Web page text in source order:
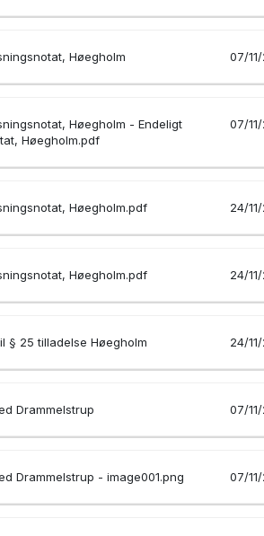
Høegholm 07/
Høegholm - Endeligt
Høegholm.pdf
07/
Høegholm.pdf 24/
Høegholm.pdf 24/
§ 25 tilladelse Høegholm 24/
Drammelstrup 07/
Drammelstrup - image001.png 07/